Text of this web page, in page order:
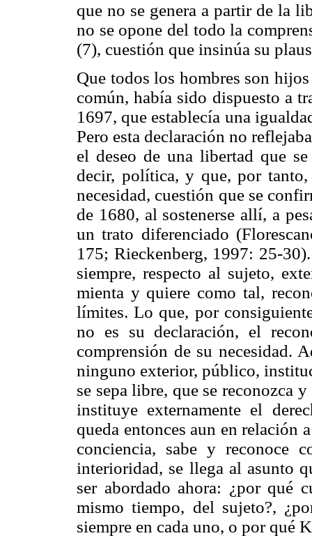
que no se genera a partir de la
no se opone del todo la
(7), cuestión que insinúa su
Que todos los hombres son
común, había sido dispuesto a
1697, que establecía una
Pero esta declaración no
el deseo de una libertad que
decir, política, y que, por
necesidad, cuestión que se
de 1680, al sostenerse allí, a
un trato diferenciado
175; Rieckenberg, 1997: 25-
siempre, respecto al sujeto,
mienta y quiere como tal,
límites. Lo que, por
no es su declaración, el
comprensión de su necesidad.
ninguno exterior, público,
se sepa libre, que se reconozca
instituye externamente el
queda entonces aun en relación
conciencia, sabe y reconoce
interioridad, se llega al asunto
ser abordado ahora: ¿por qué
mismo tiempo, del sujeto?,
siempre en cada uno, o por qué